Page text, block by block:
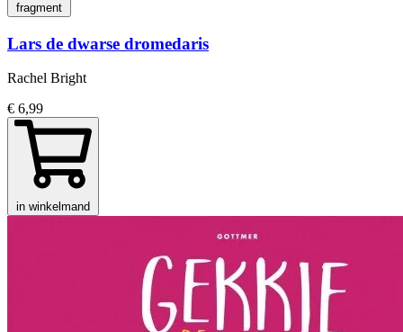
fragment
Lars de dwarse dromedaris
Rachel Bright
€ 6,99
in winkelmand